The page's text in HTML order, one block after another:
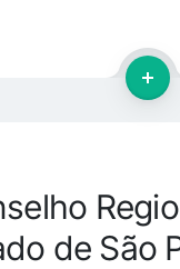
de São